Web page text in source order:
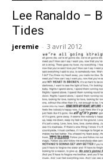
Lee Ranaldo –
Tides
jeremie - 3 avril 2012